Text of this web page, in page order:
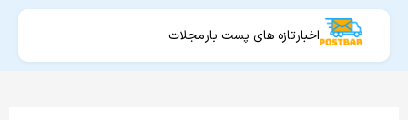
اخبارتازه های پست بارمجلات